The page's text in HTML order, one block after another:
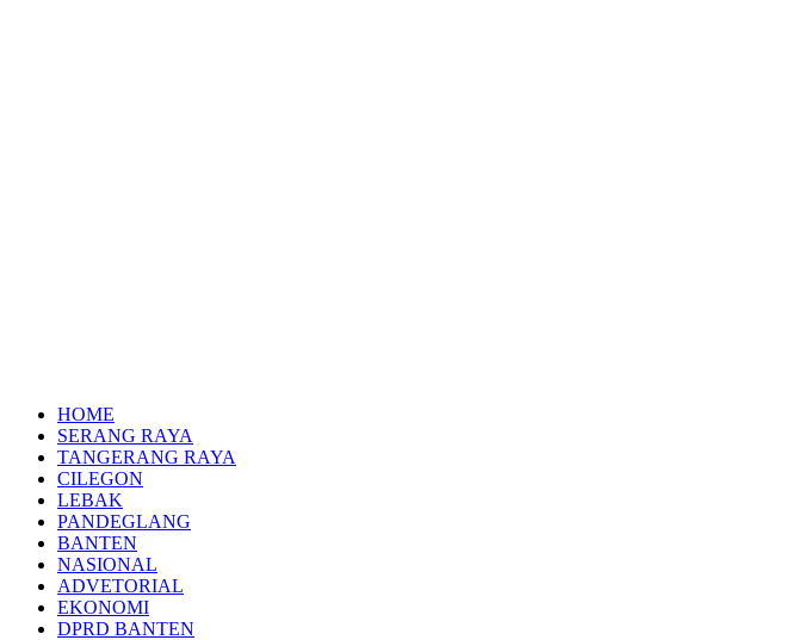
HOME
SERANG RAYA
TANGERANG RAYA
CILEGON
LEBAK
PANDEGLANG
BANTEN
NASIONAL
ADVETORIAL
EKONOMI
DPRD BANTEN